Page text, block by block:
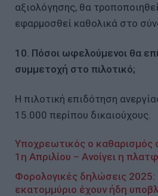
αξιολόγησης, θα
εφαρμοσθεί καθολικά στο
10. Πόσοι ωφελούμενοι θα
συμμετοχή στο πιλοτικό;
Η πιλοτική επιδότηση
15.000 περίπου δικαιούχους.
Υποχρεωτικός ο καθαρισμός
1η Απριλίου – Ανοίγει η
Φορολογικές δηλώσεις
εκατομμύριο έχουν ήδη